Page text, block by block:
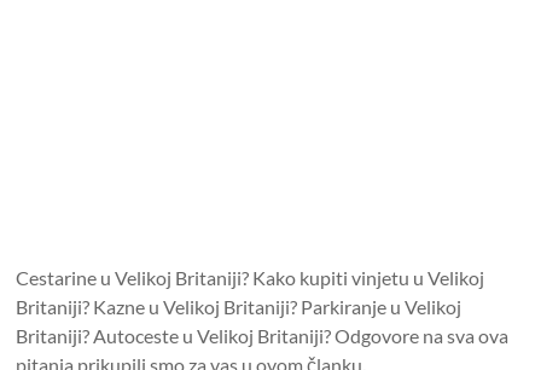
Cestarine u Velikoj Britaniji? Kako kupiti vinjetu u Velikoj
Britaniji? Kazne u Velikoj Britaniji? Parkiranje u Velikoj
Britaniji? Autoceste u Velikoj Britaniji? Odgovore na sva ova
pitanja prikupili smo za vas u ovom članku.